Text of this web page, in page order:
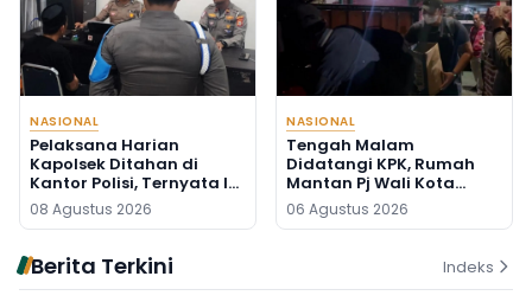
NASIONAL
Pelaksana Harian
Kapolsek Ditahan di
Kantor Polisi, Ternyata Ini
Penyebabnya
08 Agustus 2026
NASIONAL
Tengah Malam
Didatangi KPK, Rumah
Mantan Pj Wali Kota
Digeledah, Empat Koper
Dibawa
06 Agustus 2026
Berita Terkini Indeks